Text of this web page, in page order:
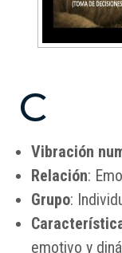
C
Vibración
Relación:
Grupo:
emotivo y